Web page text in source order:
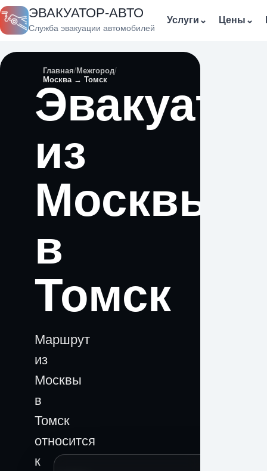
ЭВАКУАТОР-АВТО
Служба эвакуации автомобилей
Услуги ⌄ Цены ⌄
Главная Межгород
Москва → Томск
из
Москвы
в
Томск
Маршрут
из
Москвы
в
Томск
относится
к